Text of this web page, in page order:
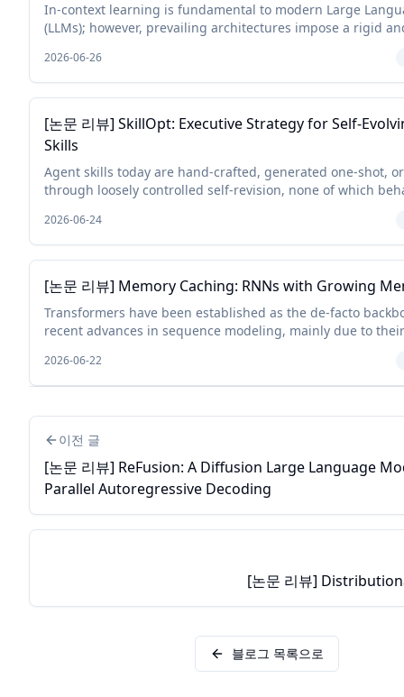
In-context learning is fundamental to modern Large
(LLMs); however, prevailing architectures impose a rigid
2026-06-26
[논문 리뷰] SkillOpt: Executive Strategy for Self-
Skills
Agent skills today are hand-crafted, generated one-shot,
through loosely controlled self-revision, none of which
2026-06-24
[논문 리뷰] Memory Caching: RNNs with Growing
Transformers have been established as the de-facto
recent advances in sequence modeling, mainly due to
2026-06-22
이전 글
[논문 리뷰] ReFusion: A Diffusion Large Language
Parallel Autoregressive Decoding
[논문 리뷰]
블로그 목록으로